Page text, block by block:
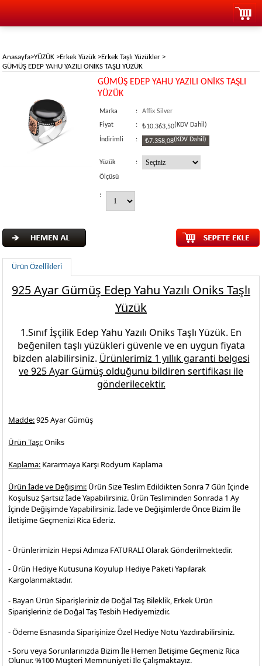
Anasayfa>YÜZÜK >Erkek Yüzük >Erkek Taşlı Yüzükler >
GÜMÜŞ EDEP YAHU YAZILI ONİKS TAŞLI YÜZÜK
GÜMÜŞ EDEP YAHU YAZILI ONİKS TAŞLI
YÜZÜK
Marka :
Affix Silver
Fiyat
: ₺10.363,50(KDV Dahil)
İndirimli : ₺7.358,08(KDV Dahil)
Yüzük
Ölçüsü
:
:
Ürün Özellikleri
925 Ayar Gümüş Edep Yahu Yazılı Oniks Taşlı
Yüzük
1.Sınıf İşçilik Edep Yahu Yazılı Oniks Taşlı Yüzük. En
beğenilen taşlı yüzükleri güvenle ve en uygun fiyata
bizden alabilirsiniz. Ürünlerimiz 1 yıllık garanti belgesi
ve925 Ayar Gümüş olduğunu bildiren sertifikası ile
gönderilecektir.
Madde:925 Ayar Gümüş
Ürün Taşı:Oniks
Kaplama: Kararmaya Karşı Rodyum Kaplama
Ürün İade ve Değişimi: Ürün Size Teslim Edildikten Sonra 7 Gün İçinde
Koşulsuz Şartsız İade Yapabilirsiniz. Ürün Tesliminden Sonrada 1 Ay
İçinde Değişimde Yapabilirsiniz. İade ve Değişimlerde Önce Bizim İle
İletişime Geçmenizi Rica Ederiz.
- Ürünlerimizin Hepsi Adınıza FATURALI Olarak Gönderilmektedir.
- Ürün Hediye Kutusuna Koyulup Hediye Paketi Yapılarak
Kargolanmaktadır.
- Bayan Ürün Siparişleriniz de Doğal Taş Bileklik, Erkek Ürün
Siparişleriniz de Doğal Taş Tesbih Hediyemizdir.
- Ödeme Esnasında Siparişinize Özel Hediye Notu Yazdırabilirsiniz.
- Soru veya Sorunlarınızda Bizim İle Hemen İletişime Geçmeniz Rica
Olunur. %100 Müşteri Memnuniyeti İle Çalışmaktayız.